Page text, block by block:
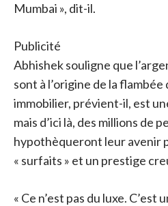
Mumbai », dit-il.
Publicité
Abhishek souligne que
sont à l’origine de la
immobilier, prévient-il, est
mais d’ici là, des millions de
hypothèqueront leur avenir
« surfaits » et un prestige
« Ce n’est pas du luxe. C’est